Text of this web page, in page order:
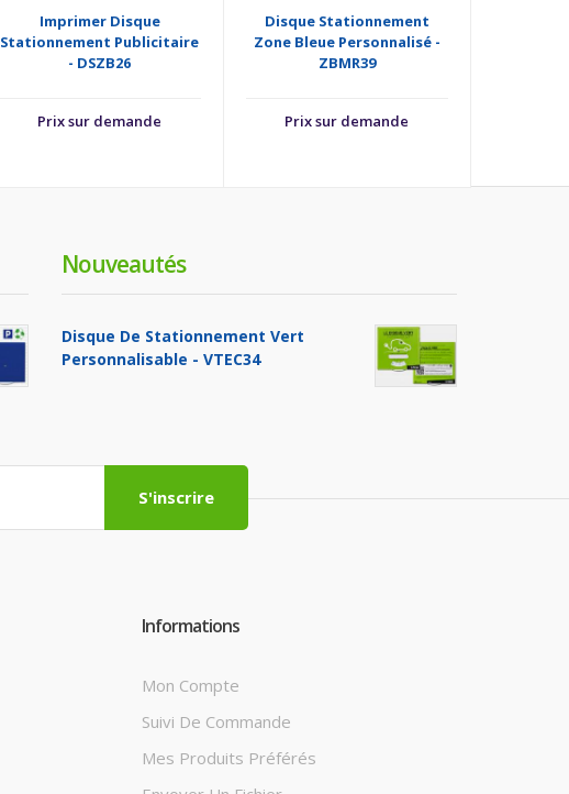
Imprimer Disque
Stationnement Publicitaire
- DSZB26
Prix sur demande
Disque Stationnement
Zone Bleue Personnalisé -
ZBMR39
Prix sur demande
Nouveautés
Disque De Stationnement Vert
Personnalisable - VTEC34
S'inscrire
Informations
Mon Compte
Suivi De Commande
Mes Produits Préférés